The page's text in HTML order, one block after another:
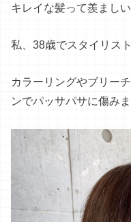
キレイな髪って羨まし
私、38歳でスタイリス
カラーリングやブリー
ンでパッサパサに傷み